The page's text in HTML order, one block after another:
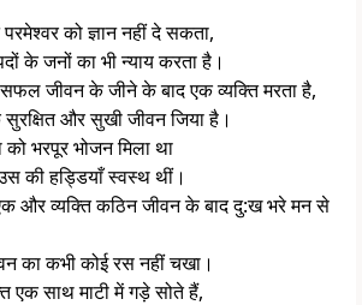
परमेश्वर को ज्ञान नहीं दे सकता,
के जनों का भी न्याय करता है।
जीवन के जीने के बाद एक व्यक्ति मरता है,
और सुखी जीवन जिया है।
भरपूर भोजन मिला था
की हड्डियाँ स्वस्थ थीं।
और व्यक्ति कठिन जीवन के बाद दु:ख भरे मन से
का कभी कोई रस नहीं चखा।
एक साथ माटी में गड़े सोते हैं,